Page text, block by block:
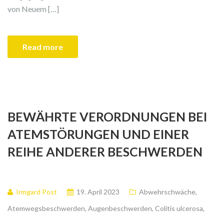
von Neuem […]
Read more
BEWÄHRTE VERORDNUNGEN BEI
ATEMSTÖRUNGEN UND EINER
REIHE ANDERER BESCHWERDEN
Irmgard Post 19. April 2023 Abwehrschwäche,
Atemwegsbeschwerden, Augenbeschwerden, Colitis ulcerosa,